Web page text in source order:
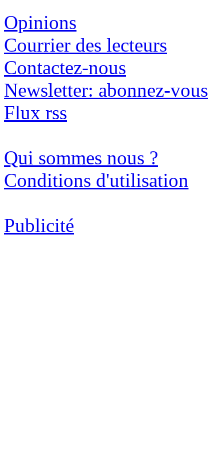
Opinions
Courrier des lecteurs
Contactez-nous
Newsletter: abonnez-vous
Flux rss
Qui sommes nous ?
Conditions d'utilisation
Publicité